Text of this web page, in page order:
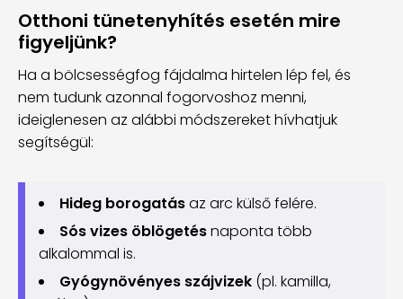
Otthoni tünetenyhítés esetén mire
figyeljünk?
Ha a bölcsességfog fájdalma hirtelen lép fel, és
nem tudunk azonnal fogorvoshoz menni,
ideiglenesen az alábbi módszereket hívhatjuk
segítségül:
Hideg borogatásaz arc külső felére.
Sós vizes öblögetésnaponta több
alkalommal is.
Gyógynövényes szájvizek (pl. kamilla,